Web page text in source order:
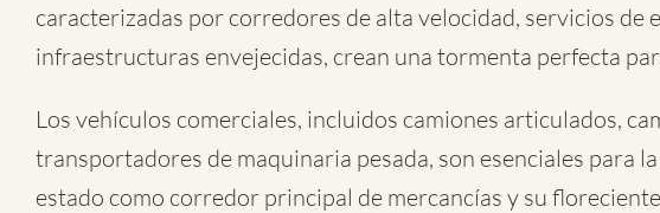
caracterizadas por corredores de alta velocidad, servicios de
infraestructuras envejecidas, crean una tormenta perfecta
Los vehículos comerciales, incluidos camiones articulados,
transportadores de maquinaria pesada, son esenciales para
estado como corredor principal de mercancías y su